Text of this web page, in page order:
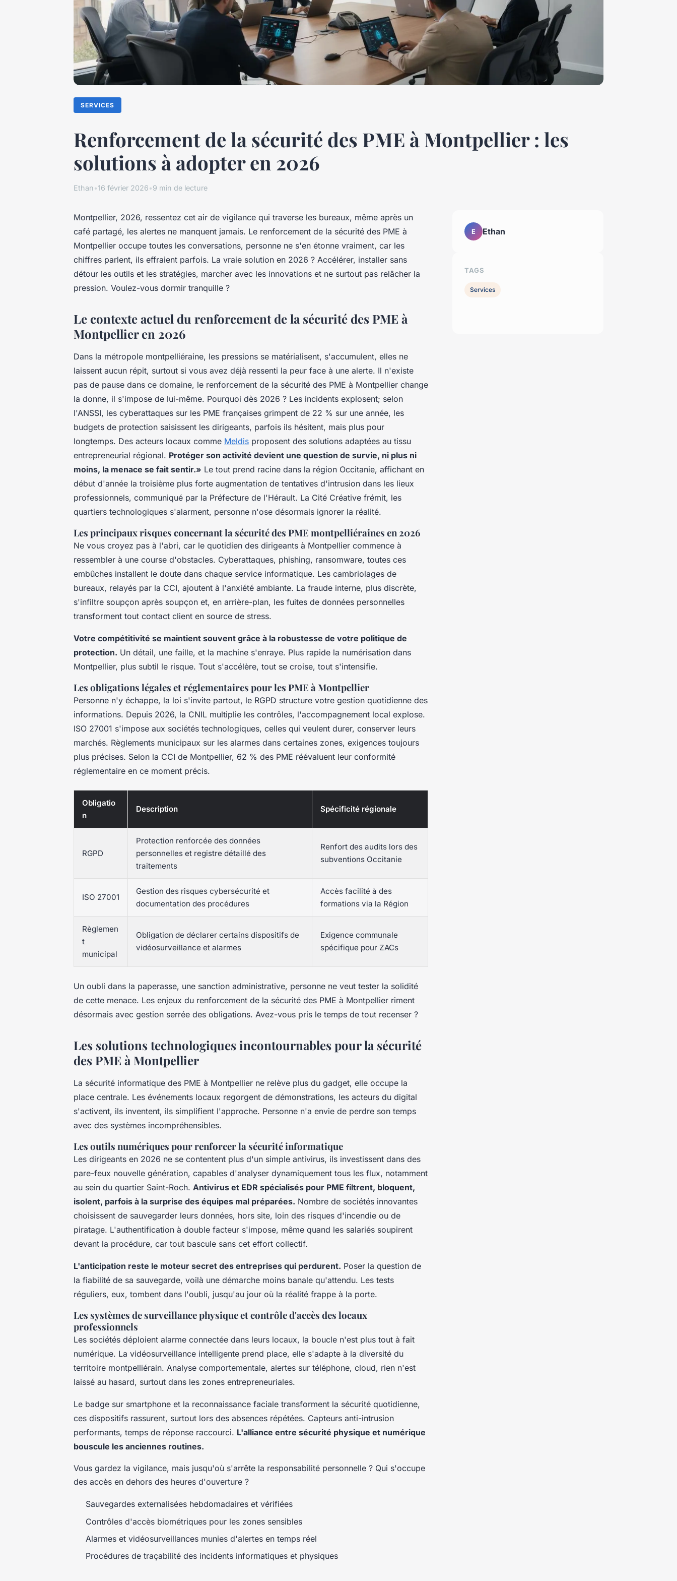
SERVICES
Renforcement de la sécurité des PME à Montpellier : les
solutions à adopter en 2026
Ethan•16 février 2026•9 min de lecture
Montpellier, 2026, ressentez cet air de vigilance qui traverse les bureaux, même après un
café partagé, les alertes ne manquent jamais. Le renforcement de la sécurité des PME à
Montpellier occupe toutes les conversations, personne ne s'en étonne vraiment, car les
chiffres parlent, ils effraient parfois. La vraie solution en 2026 ? Accélérer, installer sans
détour les outils et les stratégies, marcher avec les innovations et ne surtout pas relâcher la
pression. Voulez-vous dormir tranquille ?
Le contexte actuel du renforcement de la sécurité des PME à
Montpellier en 2026
Dans la métropole montpelliéraine, les pressions se matérialisent, s'accumulent, elles ne
laissent aucun répit, surtout si vous avez déjà ressenti la peur face à une alerte. Il n'existe
pas de pause dans ce domaine, le renforcement de la sécurité des PME à Montpellier change
la donne, il s'impose de lui-même. Pourquoi dès 2026 ? Les incidents explosent; selon
l'ANSSI, les cyberattaques sur les PME françaises grimpent de 22 % sur une année, les
budgets de protection saisissent les dirigeants, parfois ils hésitent, mais plus pour
longtemps. Des acteurs locaux comme Meldis proposent des solutions adaptées au tissu
entrepreneurial régional. Protéger son activité devient une question de survie, ni plus ni
moins, la menace se fait sentir.» Le tout prend racine dans la région Occitanie, affichant en
début d'année la troisième plus forte augmentation de tentatives d'intrusion dans les lieux
professionnels, communiqué par la Préfecture de l'Hérault. La Cité Créative frémit, les
quartiers technologiques s'alarment, personne n'ose désormais ignorer la réalité.
Les principaux risques concernant la sécurité des PME montpelliéraines en 2026
Ne vous croyez pas à l'abri, car le quotidien des dirigeants à Montpellier commence à
ressembler à une course d'obstacles. Cyberattaques, phishing, ransomware, toutes ces
embûches installent le doute dans chaque service informatique. Les cambriolages de
bureaux, relayés par la CCI, ajoutent à l'anxiété ambiante. La fraude interne, plus discrète,
s'infiltre soupçon après soupçon et, en arrière-plan, les fuites de données personnelles
transforment tout contact client en source de stress.
Votre compétitivité se maintient souvent grâce à la robustesse de votre politique de
protection. Un détail, une faille, et la machine s'enraye. Plus rapide la numérisation dans
Montpellier, plus subtil le risque. Tout s'accélère, tout se croise, tout s'intensifie.
Les obligations légales et réglementaires pour les PME à Montpellier
Personne n'y échappe, la loi s'invite partout, le RGPD structure votre gestion quotidienne des
informations. Depuis 2026, la CNIL multiplie les contrôles, l'accompagnement local explose.
ISO 27001 s'impose aux sociétés technologiques, celles qui veulent durer, conserver leurs
marchés. Règlements municipaux sur les alarmes dans certaines zones, exigences toujours
plus précises. Selon la CCI de Montpellier, 62 % des PME réévaluent leur conformité
réglementaire en ce moment précis.
Obligatio
n
Description Spécificité régionale
RGPD
Protection renforcée des données
personnelles et registre détaillé des
traitements
Renfort des audits lors des
subventions Occitanie
ISO 27001
Gestion des risques cybersécurité et
documentation des procédures
Accès facilité à des
formations via la Région
Règlemen
t
municipal
Obligation de déclarer certains dispositifs de
vidéosurveillance et alarmes
Exigence communale
spécifique pour ZACs
Un oubli dans la paperasse, une sanction administrative, personne ne veut tester la solidité
de cette menace. Les enjeux du renforcement de la sécurité des PME à Montpellier riment
désormais avec gestion serrée des obligations. Avez-vous pris le temps de tout recenser ?
Les solutions technologiques incontournables pour la sécurité
des PME à Montpellier
La sécurité informatique des PME à Montpellier ne relève plus du gadget, elle occupe la
place centrale. Les événements locaux regorgent de démonstrations, les acteurs du digital
s'activent, ils inventent, ils simplifient l'approche. Personne n'a envie de perdre son temps
avec des systèmes incompréhensibles.
Les outils numériques pour renforcer la sécurité informatique
Les dirigeants en 2026 ne se contentent plus d'un simple antivirus, ils investissent dans des
pare-feux nouvelle génération, capables d'analyser dynamiquement tous les flux, notamment
au sein du quartier Saint-Roch. Antivirus et EDR spécialisés pour PME filtrent, bloquent,
isolent, parfois à la surprise des équipes mal préparées. Nombre de sociétés innovantes
choisissent de sauvegarder leurs données, hors site, loin des risques d'incendie ou de
piratage. L'authentification à double facteur s'impose, même quand les salariés soupirent
devant la procédure, car tout bascule sans cet effort collectif.
L'anticipation reste le moteur secret des entreprises qui perdurent. Poser la question de
la fiabilité de sa sauvegarde, voilà une démarche moins banale qu'attendu. Les tests
réguliers, eux, tombent dans l'oubli, jusqu'au jour où la réalité frappe à la porte.
Les systèmes de surveillance physique et contrôle d'accès des locaux
professionnels
Les sociétés déploient alarme connectée dans leurs locaux, la boucle n'est plus tout à fait
numérique. La vidéosurveillance intelligente prend place, elle s'adapte à la diversité du
territoire montpelliérain. Analyse comportementale, alertes sur téléphone, cloud, rien n'est
laissé au hasard, surtout dans les zones entrepreneuriales.
Le badge sur smartphone et la reconnaissance faciale transforment la sécurité quotidienne,
ces dispositifs rassurent, surtout lors des absences répétées. Capteurs anti-intrusion
performants, temps de réponse raccourci. L'alliance entre sécurité physique et numérique
bouscule les anciennes routines.
Vous gardez la vigilance, mais jusqu'où s'arrête la responsabilité personnelle ? Qui s'occupe
des accès en dehors des heures d'ouverture ?
Sauvegardes externalisées hebdomadaires et vérifiées
Contrôles d'accès biométriques pour les zones sensibles
Alarmes et vidéosurveillances munies d'alertes en temps réel
Procédures de traçabilité des incidents informatiques et physiques
E Ethan
TAGS
Services